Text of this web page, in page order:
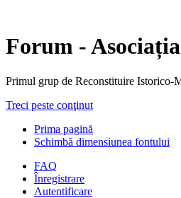
Forum -
Primul grup de Reconstituire
Treci peste conţinut
Prima pagină
Schimbă dimensiunea fontului
FAQ
Înregistrare
Autentificare